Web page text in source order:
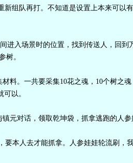
新组队再打。不知道是设置上本来可以
进入场景时的位置，找到传送人，回到
树。
料。一共要采集10花之魂，10个树之魂
以。
元对话，领取乾坤袋，抓拿逃跑的人
要本人去才能抓拿。人参娃娃轮流刷，